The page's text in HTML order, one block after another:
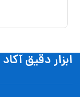
ابزار دقیق آکاد